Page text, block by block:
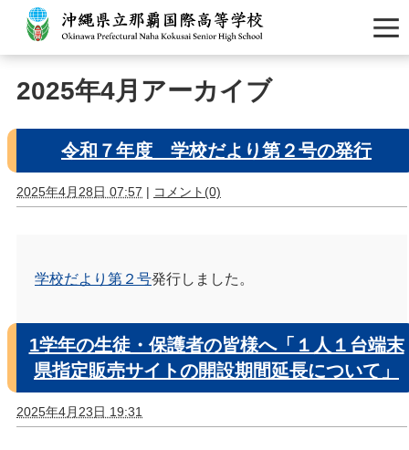
2025年4月アーカイブ
令和７年度 学校だより第２号の発行
2025年4月28日 07:57 | コメント(0)
学校だより第２号発行しました。
1学年の生徒・保護者の皆様へ「１人１台端末
県指定販売サイトの開設期間延長について」
2025年4月23日 19:31